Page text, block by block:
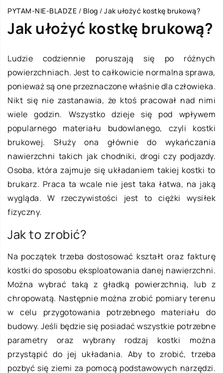
PYTAM-NIE-BLADZE / Blog / Jak ułożyć kostkę brukową?
Jak ułożyć kostkę brukową?
Ludzie codziennie poruszają się po różnych
powierzchniach. Jest to całkowicie normalna sprawa,
ponieważ są one przeznaczone właśnie dla człowieka.
Nikt się nie zastanawia, że ktoś pracował nad nimi
wiele godzin. Wszystko dzieje się pod wpływem
popularnego materiału budowlanego, czyli kostki
brukowej. Służy ona głównie do wykańczania
nawierzchni takich jak chodniki, drogi czy podjazdy.
Osoba, która zajmuje się układaniem takiej kostki to
brukarz. Praca ta wcale nie jest taka łatwa, na jaką
wygląda. W rzeczywistości jest to ciężki wysiłek
fizyczny.
Jak to zrobić?
Na początek trzeba dostosować kształt oraz fakturę
kostki do sposobu eksploatowania danej nawierzchni.
Można wybrać taką z gładką powierzchnią, lub z
chropowatą. Następnie można zrobić pomiary terenu
w celu przygotowania potrzebnego materiału do
budowy. Jeśli będzie się posiadać wszystkie potrzebne
parametry oraz wybrany rodzaj kostki można
przystąpić do jej układania. Aby to zrobić, trzeba
pozbyć się ziemi za pomocą podstawowych narzędzi.